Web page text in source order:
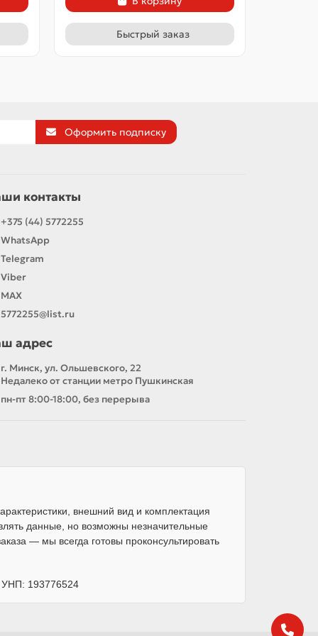
Быстрый заказ
Оформить подписку
контакты
+375 (44) 5772255
WhatsApp
Telegram
Viber
MAX
5772255@list.ru
адрес
г. Минск, ул. Ольшевского, 22
Недалеко от станции метро Пушкинская
пн-пт 8:00-18:00, без перерыва
внешний вид и комплектация
данные, но возможны незначительные
— мы всегда готовы проконсультировать
УНП: 193776524